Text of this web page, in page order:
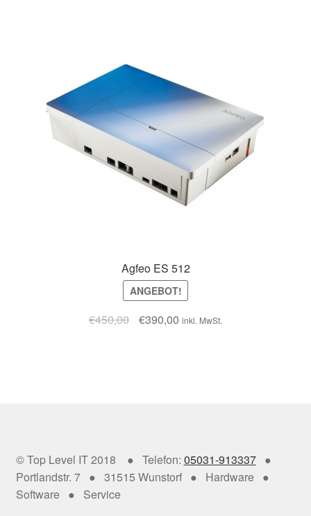
Agfeo ES 512
ANGEBOT!
€450,00 €390,00 inkl. MwSt.
© Top Level IT 2018 ● Telefon: 05031-913337●
Portlandstr. 7 ● 31515 Wunstorf ● Hardware ●
Software ● Service